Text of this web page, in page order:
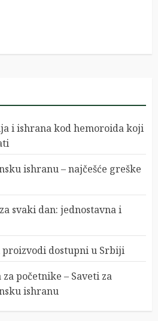
i ishrana kod hemoroida koji
ishranu – najčešće greške
svaki dan: jednostavna i
dostupni u Srbiji
početnike – Saveti za
ishranu